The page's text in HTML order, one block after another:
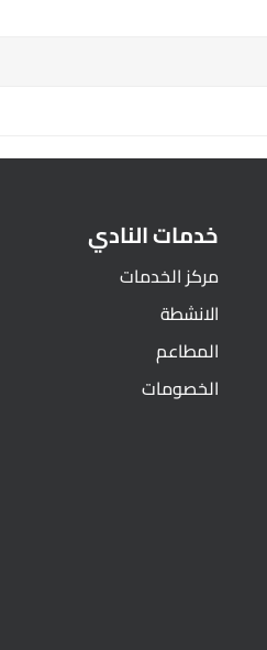
خدمات النادي
مركز الخدمات
الانشطة
المطاعم
الخصومات